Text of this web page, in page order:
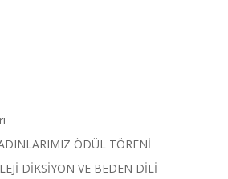
ÖDÜL TÖRENİ
DİKSİYON VE BEDEN DİLİ